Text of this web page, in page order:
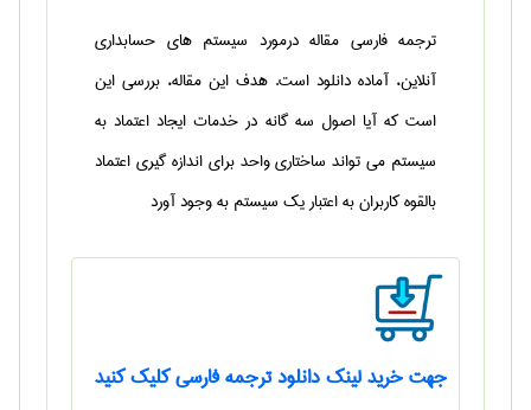
ترجمه فارسی مقاله درمورد سیستم های حسابداری
آنلاین، آماده دانلود است. هدف این مقاله، بررسی این
است که آیا اصول سه گانه در خدمات ایجاد اعتماد به
سیستم می تواند ساختاری واحد برای اندازه گیری اعتماد
بالقوه کاربران به اعتبار یک سیستم به وجود آورد
جهت خرید لینک دانلود ترجمه فارسی کلیک کنید